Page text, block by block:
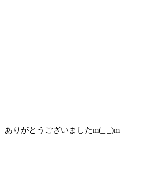
ありがとうございましたm(_ _)m